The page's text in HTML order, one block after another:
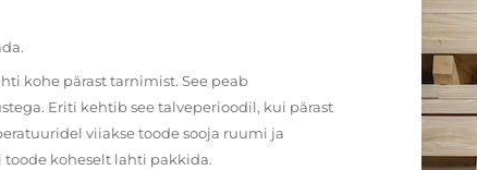
kohe pärast tarnimist. See peab
Eriti kehtib see talveperioodil, kui pärast
viiakse toode sooja ruumi ja
koheselt lahti pakkida.